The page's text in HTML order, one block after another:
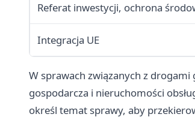
Referat inwestycji, ochrona
Integracja UE
W sprawach związanych z
gospodarcza i nieruchomości
określ temat sprawy, aby